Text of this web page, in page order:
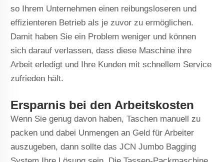
so Ihrem Unternehmen einen reibungsloseren und
effizienteren Betrieb als je zuvor zu ermöglichen.
Damit haben Sie ein Problem weniger und können
sich darauf verlassen, dass diese Maschine ihre
Arbeit erledigt und Ihre Kunden mit schnellem Service
zufrieden hält.
Ersparnis bei den Arbeitskosten
Wenn Sie genug davon haben, Taschen manuell zu
packen und dabei Unmengen an Geld für Arbeiter
auszugeben, dann sollte das JCN Jumbo Bagging